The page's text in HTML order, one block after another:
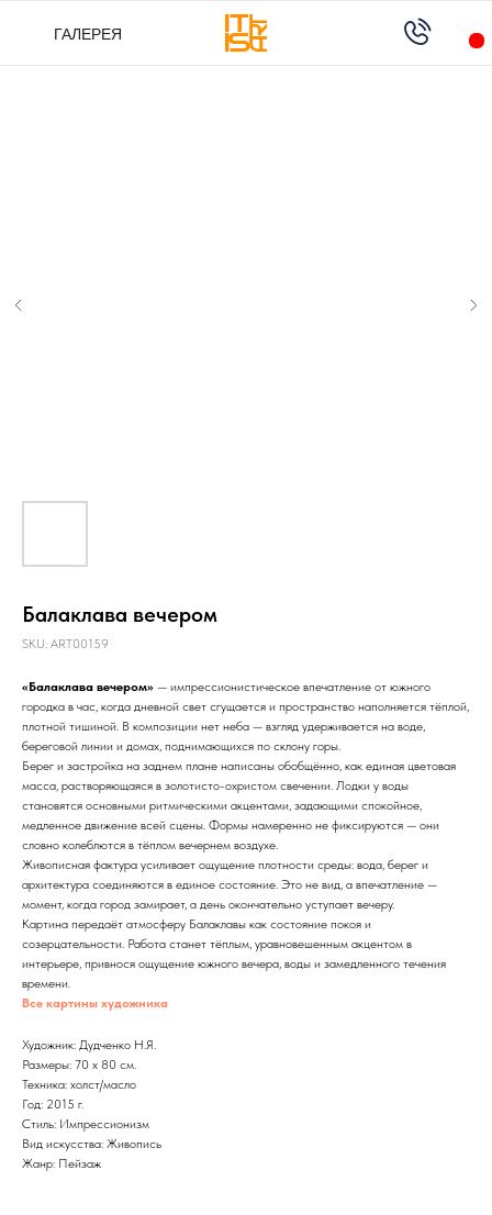
ГАЛЕРЕЯ
ГАЛЕРЕЯ
Балаклава вечером
SKU: ART00159
«Балаклава вечером» — импрессионистическое впечатление от южного
городка в час, когда дневной свет сгущается и пространство наполняется тёплой,
плотной тишиной. В композиции нет неба — взгляд удерживается на воде,
береговой линии и домах, поднимающихся по склону горы.
Берег и застройка на заднем плане написаны обобщённо, как единая цветовая
масса, растворяющаяся в золотисто-охристом свечении. Лодки у воды
становятся основными ритмическими акцентами, задающими спокойное,
медленное движение всей сцены. Формы намеренно не фиксируются — они
словно колеблются в тёплом вечернем воздухе.
Живописная фактура усиливает ощущение плотности среды: вода, берег и
архитектура соединяются в единое состояние. Это не вид, а впечатление —
момент, когда город замирает, а день окончательно уступает вечеру.
Картина передаёт атмосферу Балаклавы как состояние покоя и
созерцательности. Работа станет тёплым, уравновешенным акцентом в
интерьере, привнося ощущение южного вечера, воды и замедленного течения
времени.
Все картины художника
Художник: Дудченко Н.Я.
Размеры: 70 x 80 см.
Техника: холст/масло
Год: 2015 г.
Стиль: Импрессионизм
Вид искусства: Живопись
Жанр: Пейзаж